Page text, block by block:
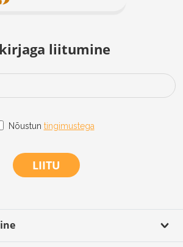
liitumine
Nõustun tingimustega
LIITU